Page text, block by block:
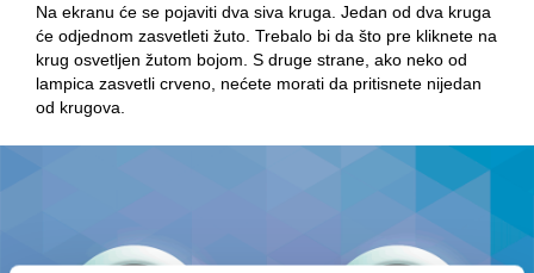
Na ekranu će se pojaviti dva siva kruga. Jedan od dva kruga
će odjednom zasvetleti žuto. Trebalo bi da što pre kliknete na
krug osvetljen žutom bojom. S druge strane, ako neko od
lampica zasvetli crveno, nećete morati da pritisnete nijedan
od krugova.